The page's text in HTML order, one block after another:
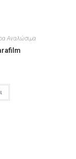
Αναλώσιμα